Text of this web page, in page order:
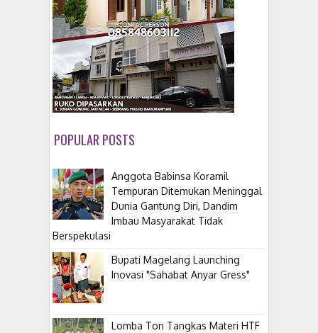
POPULAR POSTS
Anggota Babinsa Koramil
Tempuran Ditemukan Meninggal
Dunia Gantung Diri, Dandim
Imbau Masyarakat Tidak
Berspekulasi
Bupati Magelang Launching
Inovasi "Sahabat Anyar Gress"
Lomba Ton Tangkas Materi HTF